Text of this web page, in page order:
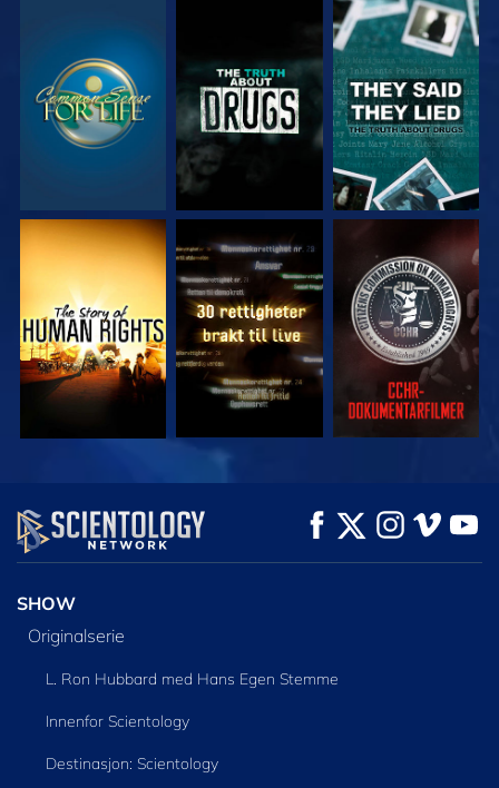
SE SE
SE SE SE
SE UTFORSK SERIEN
SHOW
Originalserie
L. Ron Hubbard med Hans Egen Stemme
Innenfor Scientology
Destinasjon: Scientology